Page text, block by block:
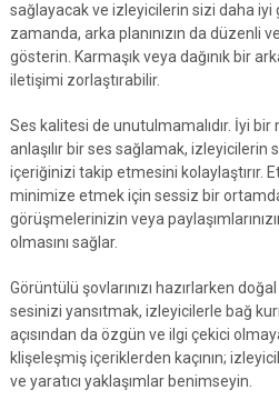
sağlayacak ve izleyicilerin sizi daha iyi
zamanda, arka planınızın da düzenli
gösterin. Karmaşık veya dağınık bir
iletişimi zorlaştırabilir.
Ses kalitesi de unutulmamalıdır. İyi
anlaşılır bir ses sağlamak, izleyicilerin
içeriğinizi takip etmesini kolaylaştırır.
minimize etmek için sessiz bir
görüşmelerinizin veya
olmasını sağlar.
Görüntülü şovlarınızı hazırlarken
sesinizi yansıtmak, izleyicilerle bağ
açısından da özgün ve ilgi çekici
klişeleşmiş içeriklerden kaçının;
ve yaratıcı yaklaşımlar benimseyin.